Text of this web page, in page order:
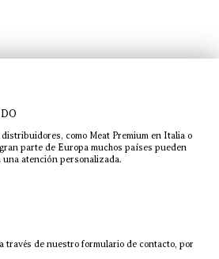
como Meat Premium en Italia o
parte de Europa muchos países pueden
atención personalizada.
través de nuestro formulario de contacto, por